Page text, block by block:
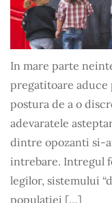
In mare parte
pregatitoare
postura de a o
adevaratele
dintre opozanti si-
intrebare. Intregul
legilor, sistemului
populatiei […]